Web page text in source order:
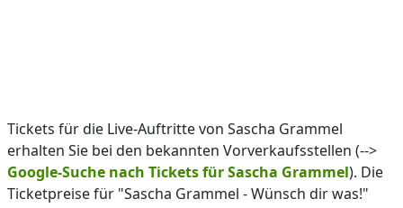
Tickets für die Live-Auftritte von Sascha Grammel
erhalten Sie bei den bekannten Vorverkaufsstellen (-->
Google-Suche nach Tickets für Sascha Grammel). Die
Ticketpreise für "Sascha Grammel - Wünsch dir was!"